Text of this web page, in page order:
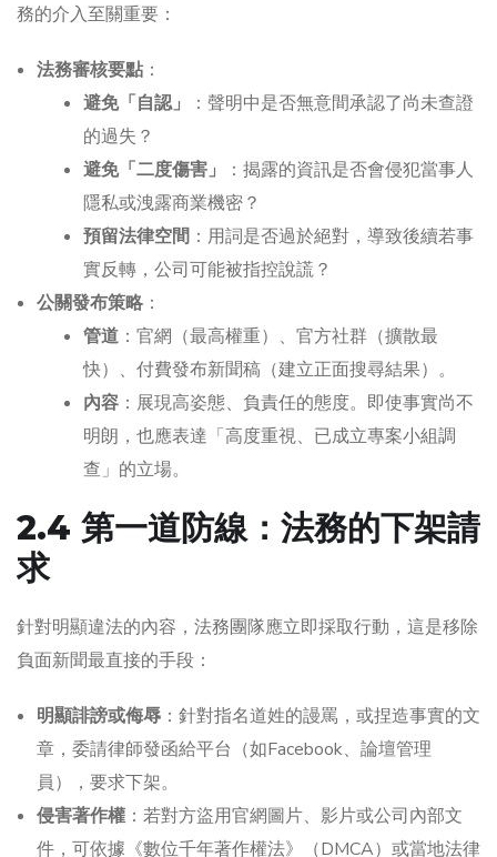
務的介入至關重要：
法務審核要點 ：
避免「自認」
：聲明中是否無意間承認了尚未查證
的過失？
避免「二度傷害」
：揭露的資訊是否會侵犯當事人
隱私或洩露商業機密？
預留法律空間 ：用詞是否過於絕對，導致後續若事
實反轉，公司可能被指控說謊？
公關發布策略 ：
管道 ：官網（最高權重）、官方社群（擴散最
快）、付費發布新聞稿（建立正面搜尋結果）。
內容 ：展現高姿態、負責任的態度。即使事實尚不
明朗，也應表達「高度重視、已成立專案小組調
查」的立場。
2.4 第一道防線：法務的下架請
求
針對明顯違法的內容，法務團隊應立即採取行動，這是移除
負面新聞最直接的手段：
明顯誹謗或侮辱 ：針對指名道姓的謾罵，或捏造事實的文
章，委請律師發函給平台（如Facebook、論壇管理
員），要求下架。
侵害著作權 ：若對方盜用官網圖片、影片或公司內部文
件，可依據《數位千年著作權法》（DMCA）或當地法律